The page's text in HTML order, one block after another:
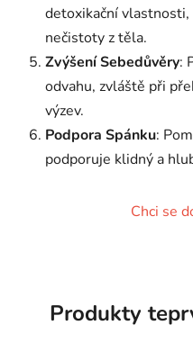
detoxikační
nečistoty z těla.
Zvýšení Sebedůvěry:
odvahu, zvláště při
výzev.
Podpora Spánku:
podporuje klidný a
Chci se
Produkty